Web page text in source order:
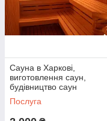
Сауна в Харкові,
виготовлення саун,
будівництво саун
Послуга